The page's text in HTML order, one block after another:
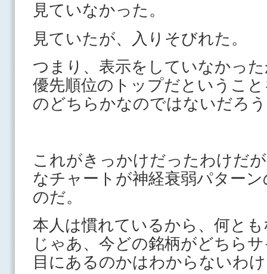
見ていなかった。
見ていたが、入りそびれた。
つまり、表示をしていなかっ
優先順位のトップだというこ
のどちらかなのではないだろ
これがきっかけだったわけだ
なチャートが神経衰弱パター
のだ。
本人は慣れているから、何と
じゃあ、今どの銘柄がどちら
目にあるのかはわからないわ